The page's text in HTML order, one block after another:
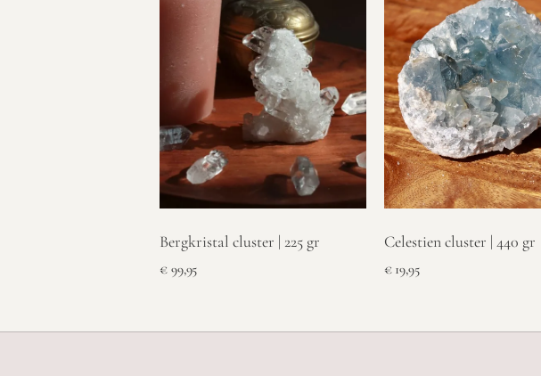
Bergkristal cluster | 225 gr
€99,95
Celestien cluster | 440 gr
€19,95